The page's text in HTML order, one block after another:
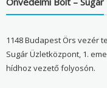
1148 Budapest Örs vezér
Sugár Üzletközpont, 1.
hídhoz vezető folyosón.